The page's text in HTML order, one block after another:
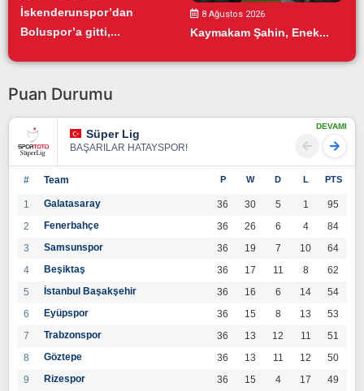
İskenderunspor’dan
Boluspor’a gitti,...
8 Ağustos 2026
Kaymakam Şahin, Enek...
Puan Durumu
Süper Lig
BAŞARILAR HATAYSPOR!
DEVAMI
# Team P W D L PTS
1 Galatasaray 36 30 5 1
95
2
Fenerbahçe 36 26 6 4
84
3
Samsunspor 36 19 7 10
64
4
Beşiktaş 36 17 11 8
62
5
İstanbul Başakşehir 36 16 6 14
54
6
Eyüpspor 36 15 8 13
53
7
Trabzonspor 36 13 12 11
51
8
Göztepe 36 13 11 12
50
9
Rizespor 36 15 4 17 49